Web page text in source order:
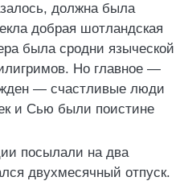
должна была
добрая шотландская
была сродни языческой
Но главное —
— счастливые люди
и Сью были поистине
посылали на два
двухмесячный отпуск.